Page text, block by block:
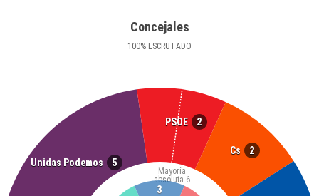
Concejales
100% ESCRUTADO
Unidas Podemos 5
PSOE 2
Cs 2
Mayoría
absoluta 6
3